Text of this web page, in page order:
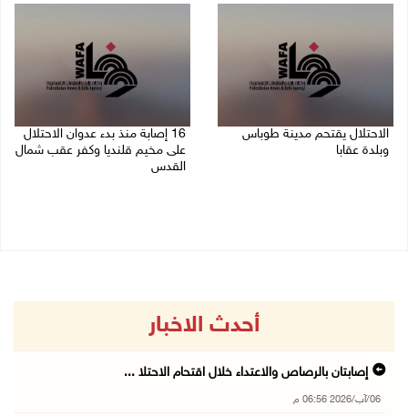
الاحتلال يقتحم مدينة طوباس
وبلدة عقابا
16 إصابة منذ بدء عدوان الاحتلال
على مخيم قلنديا وكفر عقب شمال
القدس
أحدث الاخبار
إصابتان بالرصاص والاعتداء خلال اقتحام الاحتلا ...
06/آب/2026 06:56 م